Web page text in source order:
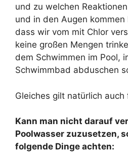
und zu welchen
und in den Augen kommen
dass wir vom mit Chlor
keine großen Mengen
dem Schwimmen im Pool,
Schwimmbad abduschen
Gleiches gilt natürlich auch
Kann man nicht darauf
Poolwasser zuzusetzen,
folgende Dinge achten: